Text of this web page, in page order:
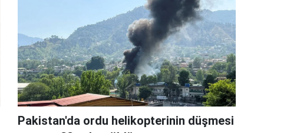
Pakistan'da ordu helikopterinin düşmesi